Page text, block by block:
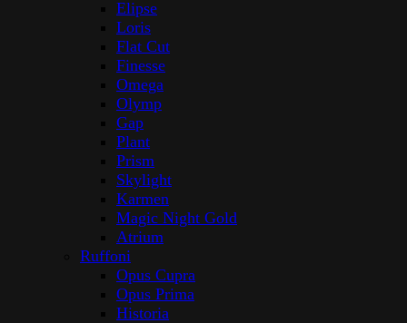
Elipse
Loris
Flat Cut
Finesse
Omega
Olymp
Gap
Plant
Prism
Skylight
Karmen
Magic Night Gold
Atrium
Ruffoni
Opus Cupra
Opus Prima
Historia